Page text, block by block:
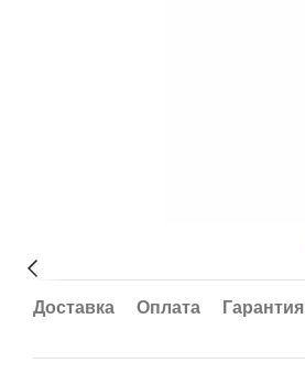
Доставка Оплата Гарантия